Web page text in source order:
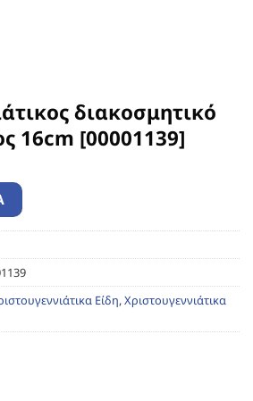
διακοσμητικό
16cm [00001139]
Είδη,Χριστουγεννιάτικα